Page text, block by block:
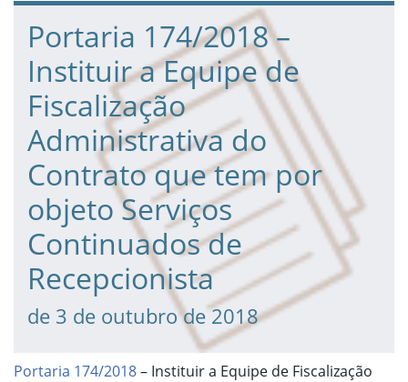
Fim da navegação
Início do conteúdo
Portaria 174/2018 –
Instituir a Equipe de
Fiscalização
Administrativa do
Contrato que tem por
objeto Serviços
Continuados de
Recepcionista
de 3 de outubro de 2018
Portaria 174/2018– Instituir a Equipe de Fiscalização